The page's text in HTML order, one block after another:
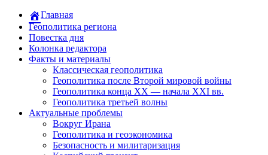
Главная
Геополитика региона
Повестка дня
Колонка редактора
Факты и материалы
Классическая геополитика
Геополитика после Второй мировой войны
Геополитика конца XX — начала XXI вв.
Геополитика третьей волны
Актуальные проблемы
Вокруг Ирана
Геополитика и геоэкономика
Безопасность и милитаризация